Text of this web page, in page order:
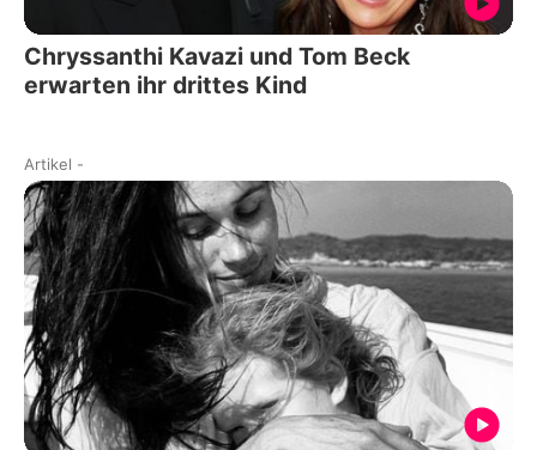
Chryssanthi Kavazi und Tom Beck
erwarten ihr drittes Kind
Artikel -